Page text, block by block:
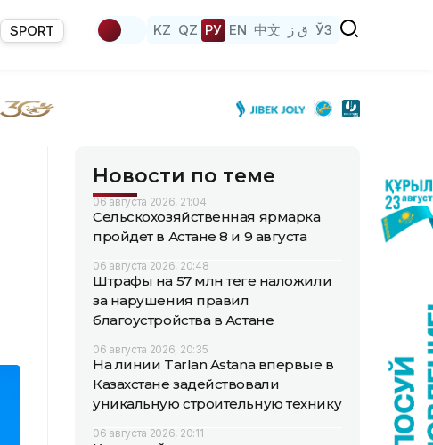
SPORT KZ QZ РУ EN 中文 ق ز ЎЗ
Новости по теме
06 августа 2026, 21:04
Сельскохозяйственная ярмарка
пройдет в Астане 8 и 9 августа
06 августа 2026, 20:48
Штрафы на 57 млн теңге наложили
за нарушения правил
благоустройства в Астане
06 августа 2026, 20:35
На линии Tarlan Astana впервые в
Казахстане задействовали
уникальную строительную технику
06 августа 2026, 20:11